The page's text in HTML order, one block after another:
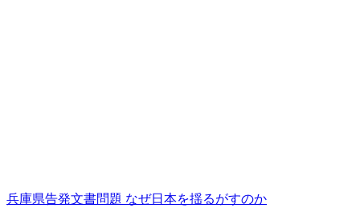
兵庫県告発文書問題 なぜ日本を揺るがすのか